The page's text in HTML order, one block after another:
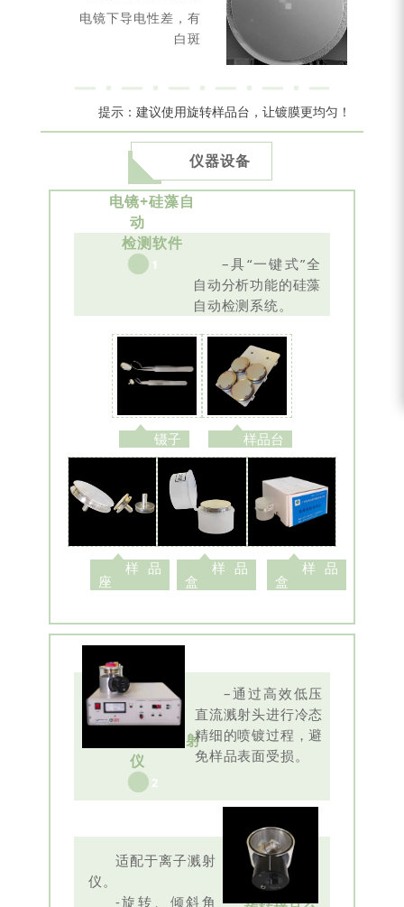
电镜下导电性差，有
白斑
提示：建议使用旋转样品台，让镀膜更均匀！
仪器设备
电镜+硅藻自
动
检测软件
1 –具“一键式”全
自动分析功能的硅藻
自动检测系统。
镊子 样品台
样品
座
样品
盒
样品
盒
6006离子溅射
仪
2
–通过高效低压
直流溅射头进行冷态
精细的喷镀过程，避
免样品表面受损。
适配于离子溅射
仪。
-旋转、倾斜角